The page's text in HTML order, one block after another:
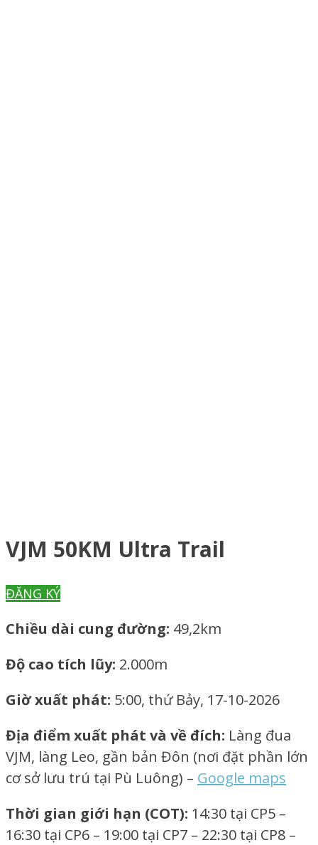
VJM 50KM Ultra Trail
ĐĂNG KÝ
Chiều dài cung đường: 49,2km
Độ cao tích lũy: 2.000m
Giờ xuất phát: 5:00, thứ Bảy, 17-10-2026
Địa điểm xuất phát và về đích: Làng đua
VJM, làng Leo, gần bản Đôn (nơi đặt phần lớn
cơ sở lưu trú tại Pù Luông) – Google maps
Thời gian giới hạn (COT): 14:30 tại CP5 –
16:30 tại CP6 – 19:00 tại CP7 – 22:30 tại CP8 –